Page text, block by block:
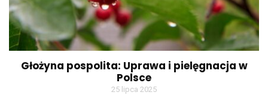
Głożyna pospolita: Uprawa i pielęgnacja w
Polsce
25 lipca 2025